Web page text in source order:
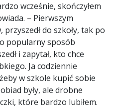
wcześnie, skończyłem
– Pierwszym
do szkoły, tak po
popularny sposób
i zapytał, kto chce
Ja codziennie
w szkole kupić sobie
były, ale drobne
które bardzo lubiłem.